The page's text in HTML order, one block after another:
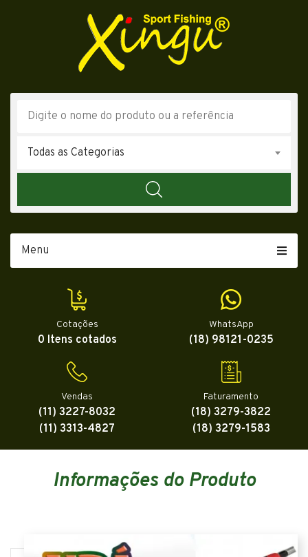
Todas as Categorias
Menu
Cotações
0 Itens cotados
WhatsApp
(18) 98121-0235
Vendas
(11) 3227-8032
(11) 3313-4827
Faturamento
(18) 3279-3822
(18) 3279-1583
Informações do Produto